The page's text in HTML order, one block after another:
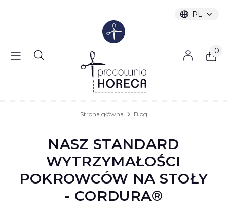
Wybrany
PL
polski
Otwórz wyszukiwarkę
Strona główna Blog
NASZ STANDARD
WYTRZYMAŁOŚCI
POKROWCÓW NA STOŁY
- CORDURA®